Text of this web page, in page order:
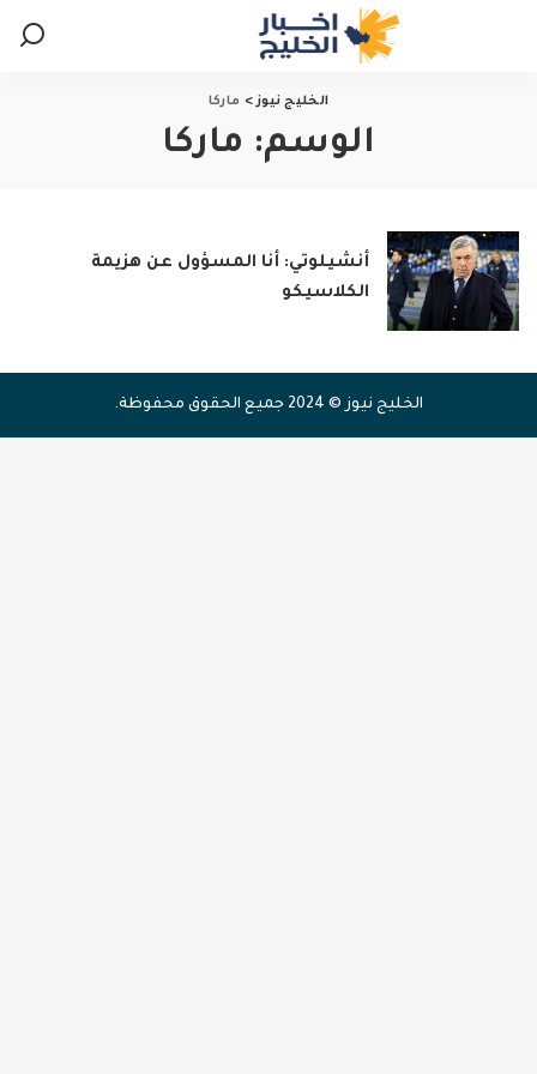
الخليج نيوز> ماركا
الوسم: ماركا
أنشيلوتي: أنا المسؤول عن هزيمة
الكلاسيكو
الخليج نيوز © 2024 جميع الحقوق محفوظة.